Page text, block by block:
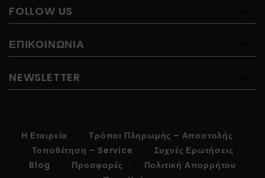
FOLLOW US
ΕΠΙΚΟΙΝΩΝΊΑ
NEWSLETTER
Η Εταιρεία
Τρόποι Πληρωμής – Αποστολής
Τοποθέτηση – Service
Συχνές Ερωτήσεις
Blog
Προσφορές
Πολιτική Απορρήτου